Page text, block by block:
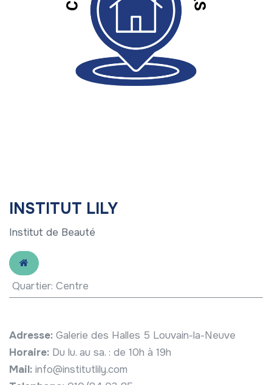
INSTITUT LILY
Institut de Beauté
Quartier: Centre
Adresse: Galerie des Halles 5 Louvain-la-Neuve
Horaire: Du lu. au sa. : de 10h à 19h
Mail: info@institutlily.com